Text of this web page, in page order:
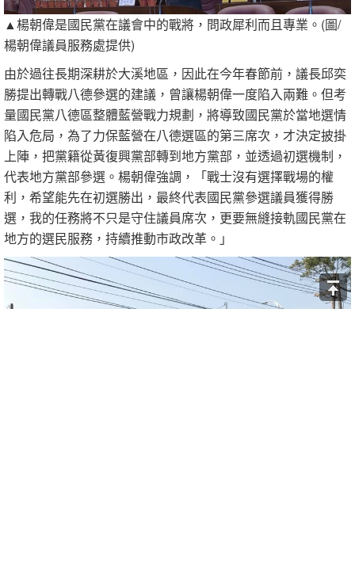
▲楊朝偉是國民黨在議會中的戰將，問政犀利而且專業。(圖/
楊朝偉議員服務處提供)
由於過往長期深耕於大溪地區，因此在今年春節前，議長邱奕
勝提出轉戰八德參選的建議，曾讓楊朝偉一度陷入兩難。但考
量國民黨八德區整體藍營戰力規劃，將導致國民黨於當地選情
陷入危局，為了力保藍營在八德選區的第三席次，才決定披掛
上陣，把黨籍從黃復興黨部轉到地方黨部，並透過初選機制，
代表地方黨部參選。楊朝偉強調，「戰士沒有選擇戰場的權
利，希望能先在初選勝出，最終代表國民黨參選議員獲得勝
選，我的任務將不只是守住議員席次，更要無縫接軌國民黨在
地方的選民服務，持續推動市政改革。」